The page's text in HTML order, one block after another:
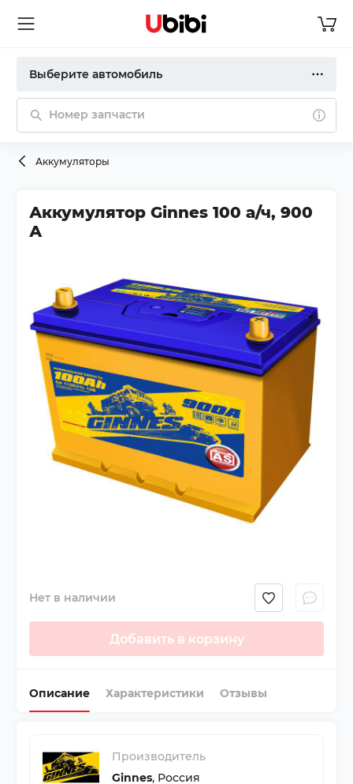
Выберите автомобиль
Номер запчасти
Аккумуляторы
Аккумулятор Ginnes 100 а/ч, 900
А
Нет в наличии
Добавить в корзину
Описание Характеристики Отзывы
Производитель
Ginnes, Россия